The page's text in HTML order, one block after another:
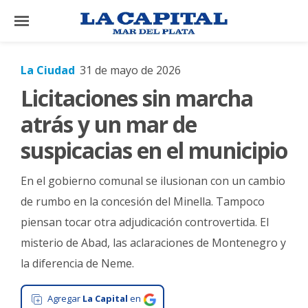
×
El
País
Mundo
La
Zona
Cultura
Tecnología
Salud
La Ciudad 31 de mayo de 2026
Licitaciones sin marcha
atrás y un mar de
suspicacias en el municipio
En el gobierno comunal se ilusionan con un cambio
de rumbo en la concesión del Minella. Tampoco
piensan tocar otra adjudicación controvertida. El
misterio de Abad, las aclaraciones de Montenegro y
la diferencia de Neme.
Agregar La Capital en